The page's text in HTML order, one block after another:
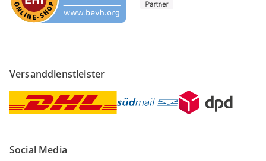
Versanddienstleister
Social Media